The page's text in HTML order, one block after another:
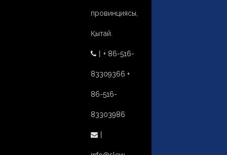
провинциясы,
Қытай.
 丨+ 86-516-
83309366 +
86-516-
83303986
